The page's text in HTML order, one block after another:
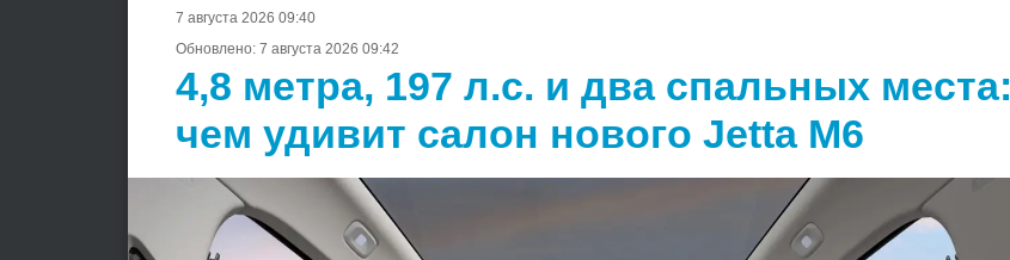
7 августа 2026 09:40
Обновлено: 7 августа 2026 09:42
4,8 метра, 197 л.с. и два спальных места:
чем удивит салон нового Jetta M6